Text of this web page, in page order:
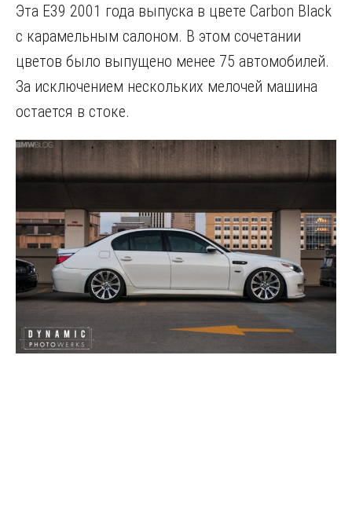
Эта E39 2001 года выпуска в цвете Carbon Black
с карамельным салоном. В этом сочетании
цветов было выпущено менее 75 автомобилей.
За исключением нескольких мелочей машина
остается в стоке.